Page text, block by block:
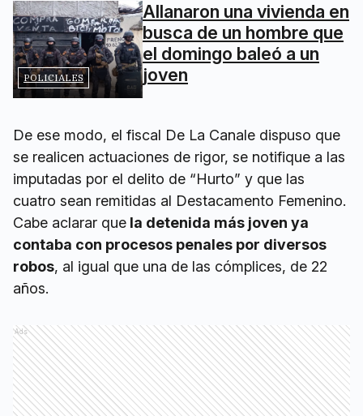
POLICIALES
Allanaron una vivienda en
busca de un hombre que
el domingo baleó a un
joven
De ese modo, el fiscal De La Canale dispuso que
se realicen actuaciones de rigor, se notifique a las
imputadas por el delito de “Hurto” y que las
cuatro sean remitidas al Destacamento Femenino.
Cabe aclarar que la detenida más joven ya
contaba con procesos penales por diversos
robos, al igual que una de las cómplices, de 22
años.
Ads